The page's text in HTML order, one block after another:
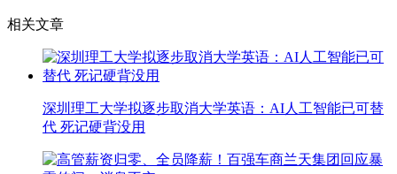
相关文章
深圳理工大学拟逐步取消大学英语：AI人工智能已可替
代 死记硬背没用